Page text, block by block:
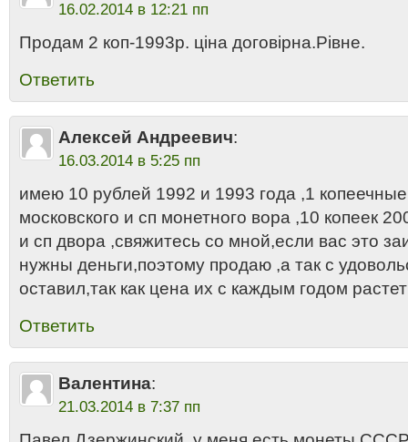
16.02.2014 в 12:21 пп
Продам 2 коп-1993р. цiна договiрна.Рiвне.
Ответить
Алексей Андреевич:
16.03.2014 в 5:25 пп
имею 10 рублей 1992 и 1993 года ,1
московского и сп монетного вора ,10 копеек
и сп двора ,свяжитесь со мной,если вас это
нужны деньги,поэтому продаю ,а так с
оставил,так как цена их с каждым годом
Ответить
Валентина:
21.03.2014 в 7:37 пп